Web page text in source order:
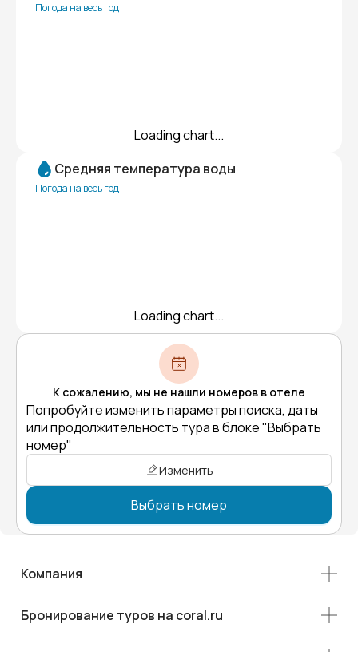
Погода на весь год
Loading chart...
Средняя температура воды
Погода на весь год
Loading chart...
К сожалению, мы не нашли номеров в отеле
Попробуйте изменить параметры поиска, даты
или продолжительность тура в блоке "Выбрать
номер"
Изменить
Выбрать номер
Компания
Бронирование туров на coral.ru